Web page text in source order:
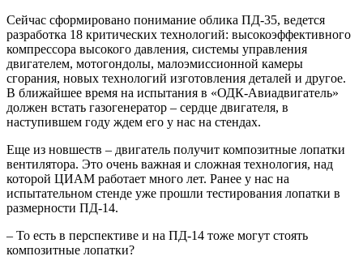
Сейчас сформировано понимание облика ПД-35, ведется
разработка 18 критических технологий: высокоэффективного
компрессора высокого давления, системы управления
двигателем, мотогондолы, малоэмиссионной камеры
сгорания, новых технологий изготовления деталей и другое.
В ближайшее время на испытания в «ОДК-Авиадвигатель»
должен встать газогенератор – сердце двигателя, в
наступившем году ждем его у нас на стендах.
Еще из новшеств – двигатель получит композитные лопатки
вентилятора. Это очень важная и сложная технология, над
которой ЦИАМ работает много лет. Ранее у нас на
испытательном стенде уже прошли тестирования лопатки в
размерности ПД-14.
– То есть в перспективе и на ПД-14 тоже могут стоять
композитные лопатки?